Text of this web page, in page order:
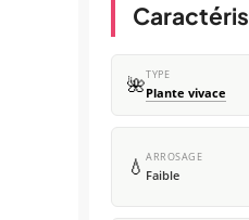
🌺TYPE
Plante vivace
💧 ARROSAGE
Faible